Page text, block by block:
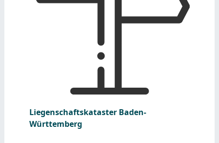
Liegenschaftskataster Baden-
Württemberg